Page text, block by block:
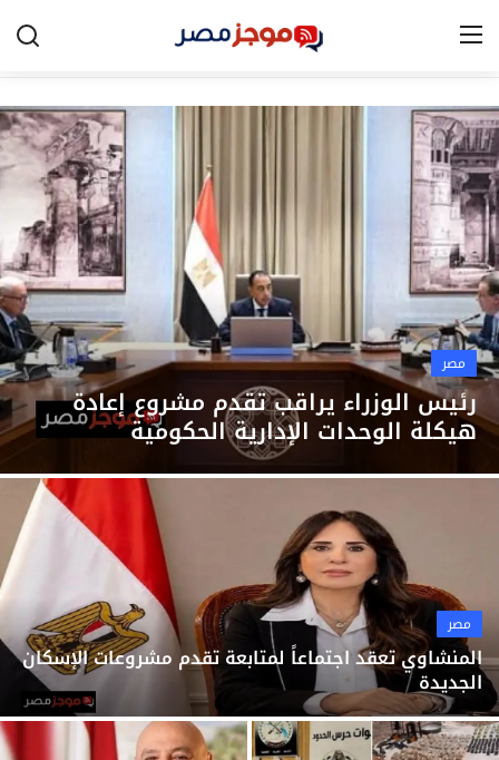
الرئيسية
مصر
الخليج
العالم
الرياضة
اقتصاد
تكنولوجيا
التعليم
منوعات
مصر
رئيس الوزراء يراقب تقدم مشروع إعادة
هيكلة الوحدات الإدارية الحكومية
مصر
المنشاوي تعقد اجتماعاً لمتابعة تقدم مشروعات الإسكان
الجديدة